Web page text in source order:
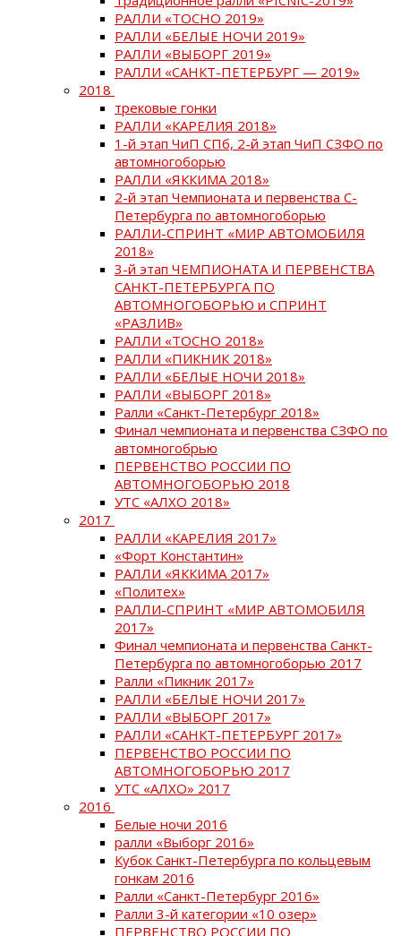
РАЛЛИ «ТОСНО 2019»
РАЛЛИ «БЕЛЫЕ НОЧИ 2019»
РАЛЛИ «ВЫБОРГ 2019»
РАЛЛИ «САНКТ-ПЕТЕРБУРГ — 2019»
2018
трековые гонки
РАЛЛИ «КАРЕЛИЯ 2018»
1-й этап ЧиП СПб, 2-й этап ЧиП СЗФО по
автомногоборью
РАЛЛИ «ЯККИМА 2018»
2-й этап Чемпионата и первенства С-
Петербурга по автомногоборью
РАЛЛИ-СПРИНТ «МИР АВТОМОБИЛЯ
2018»
3-й этап ЧЕМПИОНАТА И ПЕРВЕНСТВА
САНКТ-ПЕТЕРБУРГА ПО
АВТОМНОГОБОРЬЮ и СПРИНТ
«РАЗЛИВ»
РАЛЛИ «ТОСНО 2018»
РАЛЛИ «ПИКНИК 2018»
РАЛЛИ «БЕЛЫЕ НОЧИ 2018»
РАЛЛИ «ВЫБОРГ 2018»
Ралли «Санкт-Петербург 2018»
Финал чемпионата и первенства СЗФО по
автомногобрью
ПЕРВЕНСТВО РОССИИ ПО
АВТОМНОГОБОРЬЮ 2018
УТС «АЛХО 2018»
2017
РАЛЛИ «КАРЕЛИЯ 2017»
«Форт Константин»
РАЛЛИ «ЯККИМА 2017»
«Политех»
РАЛЛИ-СПРИНТ «МИР АВТОМОБИЛЯ
2017»
Финал чемпионата и первенства Санкт-
Петербурга по автомногоборью 2017
Ралли «Пикник 2017»
РАЛЛИ «БЕЛЫЕ НОЧИ 2017»
РАЛЛИ «ВЫБОРГ 2017»
РАЛЛИ «САНКТ-ПЕТЕРБУРГ 2017»
ПЕРВЕНСТВО РОССИИ ПО
АВТОМНОГОБОРЬЮ 2017
УТС «АЛХО» 2017
2016
Белые ночи 2016
ралли «Выборг 2016»
Кубок Санкт-Петербурга по кольцевым
гонкам 2016
Ралли «Санкт-Петербург 2016»
Ралли 3-й категории «10 озер»
ПЕРВЕНСТВО РОССИИ ПО